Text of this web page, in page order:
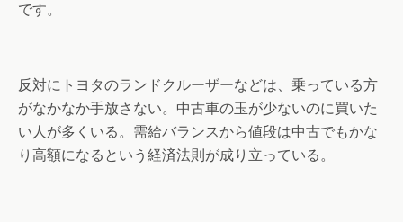
です。
反対にトヨタのランドクルーザーなどは、乗っている方
がなかなか手放さない。中古車の玉が少ないのに買いた
い人が多くいる。需給バランスから値段は中古でもかな
り高額になるという経済法則が成り立っている。